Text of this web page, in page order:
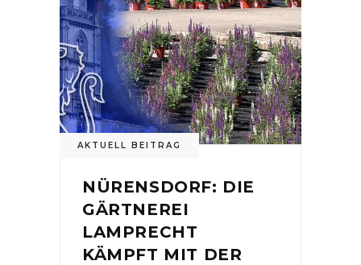
AKTUELL BEITRAG
NÜRENSDORF: DIE
GÄRTNEREI
LAMPRECHT
KÄMPFT MIT DER